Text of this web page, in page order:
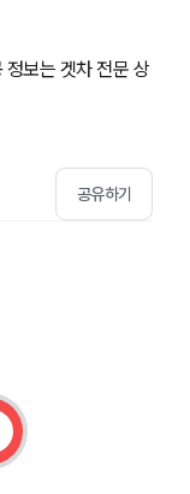
보는 겟차 전문 상
공유하기